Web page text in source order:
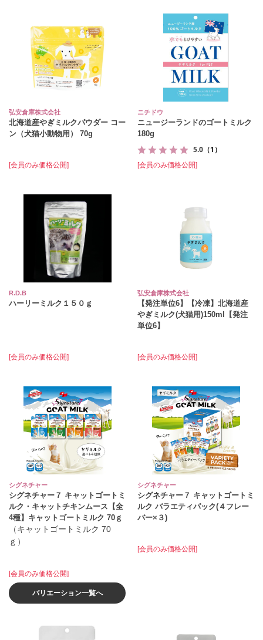
弘安倉庫株式会社
北海道産やぎミルクパウダー コー
ン（犬猫小動物用） 70g
[会員のみ価格公開]
ニチドウ
ニュージーランドのゴートミルク
180g
5.0 （1）
[会員のみ価格公開]
R.D.B
ハーリーミルク１５０ｇ
[会員のみ価格公開]
弘安倉庫株式会社
【発注単位6】【冷凍】北海道産
やぎミルク(犬猫用)150ml【発注
単位6】
[会員のみ価格公開]
シグネチャー
シグネチャー７ キャットゴートミ
ルク・キャットチキンムース【全
4種】キャットゴートミルク 70ｇ
（キャットゴートミルク 70
ｇ）
[会員のみ価格公開]
バリエーション一覧へ
シグネチャー
シグネチャー７ キャットゴートミ
ルク バラエティパック(４フレー
バー×３)
[会員のみ価格公開]